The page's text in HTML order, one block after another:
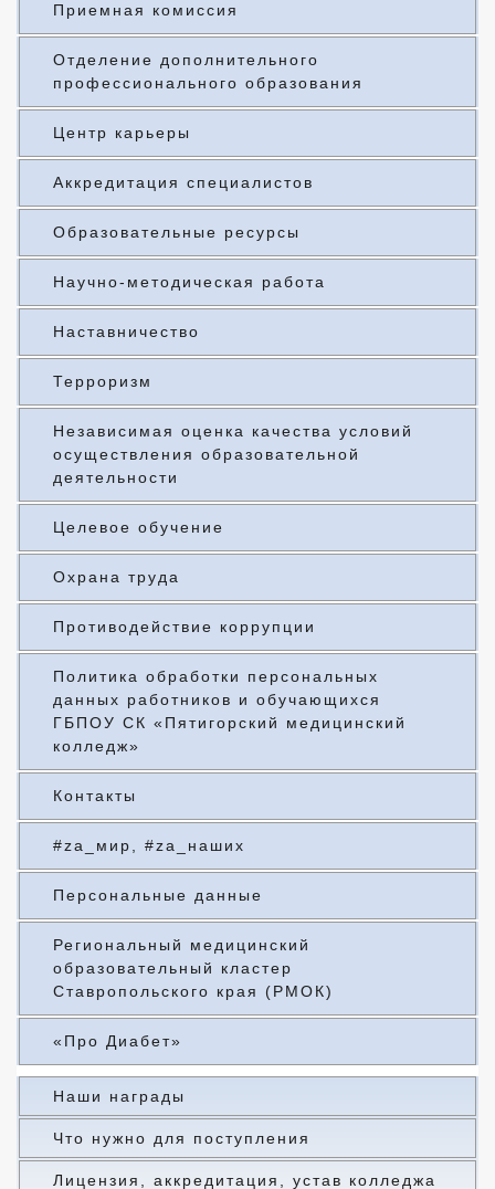
Приемная комиссия
Отделение дополнительного
профессионального образования
Центр карьеры
Аккредитация специалистов
Образовательные ресурсы
Научно-методическая работа
Наставничество
Терроризм
Независимая оценка качества условий
осуществления образовательной
деятельности
Целевое обучение
Охрана труда
Противодействие коррупции
Политика обработки персональных
данных работников и обучающихся
ГБПОУ СК «Пятигорский медицинский
колледж»
Контакты
#za_мир, #za_наших
Персональные данные
Региональный медицинский
образовательный кластер
Ставропольского края (РМОК)
«Про Диабет»
Наши награды
Что нужно для поступления
Лицензия, аккредитация, устав колледжа